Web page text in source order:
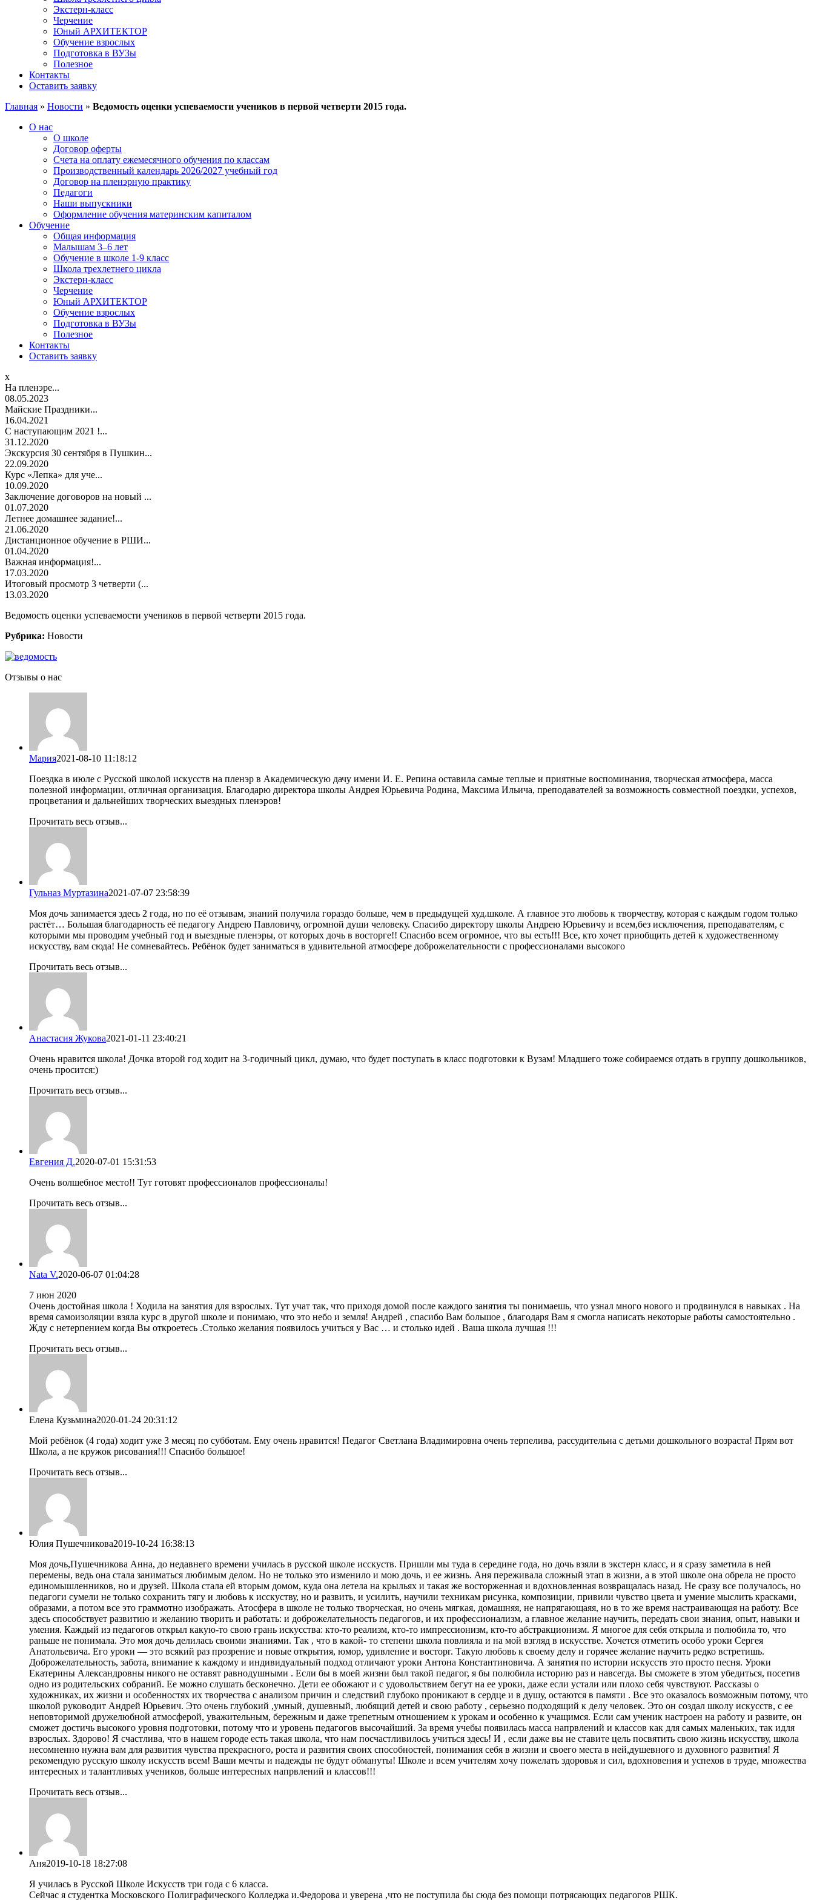
Экстерн-класс
Черчение
Юный АРХИТЕКТОР
Обучение взрослых
Подготовка в ВУЗы
Полезное
Контакты
Оставить заявку
Главная » Новости » Ведомость оценки успеваемости учеников в первой четверти 2015 года.
О нас
О школе
Договор оферты
Счета на оплату ежемесячного обучения по классам
Производственный календарь 2026/2027 учебный год
Договор на пленэрную практику
Педагоги
Наши выпускники
Оформление обучения материнским капиталом
Обучение
Общая информация
Малышам 3–6 лет
Обучение в школе 1-9 класс
Школа трехлетнего цикла
Экстерн-класс
Черчение
Юный АРХИТЕКТОР
Обучение взрослых
Подготовка в ВУЗы
Полезное
Контакты
Оставить заявку
x
На пленэре...
08.05.2023
Майские Праздники...
16.04.2021
С наступающим 2021 !...
31.12.2020
Экскурсия 30 сентября в Пушкин...
22.09.2020
Курс «Лепка» для уче...
10.09.2020
Заключение договоров на новый ...
01.07.2020
Летнее домашнее задание!...
21.06.2020
Дистанционное обучение в РШИ...
01.04.2020
Важная информация!...
17.03.2020
Итоговый просмотр 3 четверти (...
13.03.2020
Ведомость оценки успеваемости учеников в первой четверти 2015 года.
Рубрика: Новости
Отзывы о нас
Мария2021-08-10 11:18:12
Поездка в июле с Русской школой искусств на пленэр в Академическую дачу имени И. Е. Репина оставила самые теплые и приятные воспоминания, творческая атмосфера, масса
полезной информации, отличная организация. Благодарю директора школы Андрея Юрьевича Родина, Максима Ильича, преподавателей за возможность совместной поездки, успехов,
процветания и дальнейших творческих выездных пленэров!
Прочитать весь отзыв...
Гульназ Муртазина2021-07-07 23:58:39
Моя дочь занимается здесь 2 года, но по её отзывам, знаний получила гораздо больше, чем в предыдущей худ.школе. А главное это любовь к творчеству, которая с каждым годом только
растёт… Большая благодарность её педагогу Андрею Павловичу, огромной души человеку. Спасибо директору школы Андрею Юрьевичу и всем,без исключения, преподавателям, с
которыми мы проводим учебный год и выездные пленэры, от которых дочь в восторге!! Спасибо всем огромное, что вы есть!!! Все, кто хочет приобщить детей к художественному
искусству, вам сюда! Не сомневайтесь. Ребёнок будет заниматься в удивительной атмосфере доброжелательности с профессионалами высокого
Прочитать весь отзыв...
Анастасия Жукова2021-01-11 23:40:21
Очень нравится школа! Дочка второй год ходит на 3-годичный цикл, думаю, что будет поступать в класс подготовки к Вузам! Младшего тоже собираемся отдать в группу дошкольников,
очень просится:)
Прочитать весь отзыв...
Евгения Д.2020-07-01 15:31:53
Очень волшебное место!! Тут готовят профессионалов профессионалы!
Прочитать весь отзыв...
Nata V.2020-06-07 01:04:28
7 июн 2020
Очень достойная школа ! Ходила на занятия для взрослых. Тут учат так, что приходя домой после каждого занятия ты понимаешь, что узнал много нового и продвинулся в навыках . На
время самоизоляции взяла курс в другой школе и понимаю, что это небо и земля! Андрей , спасибо Вам большое , благодаря Вам я смогла написать некоторые работы самостоятельно .
Жду с нетерпением когда Вы откроетесь .Столько желания появилось учиться у Вас … и столько идей . Ваша школа лучшая !!!
Прочитать весь отзыв...
Елена Кузьмина2020-01-24 20:31:12
Мой ребёнок (4 года) ходит уже 3 месяц по субботам. Ему очень нравится! Педагог Светлана Владимировна очень терпелива, рассудительна с детьми дошкольного возраста! Прям вот
Школа, а не кружок рисования!!! Спасибо большое!
Прочитать весь отзыв...
Юлия Пушечникова2019-10-24 16:38:13
Моя дочь,Пушечникова Анна, до недавнего времени училась в русской школе исскуств. Пришли мы туда в середине года, но дочь взяли в экстерн класс, и я сразу заметила в ней
перемены, ведь она стала заниматься любимым делом. Но не только это изменило и мою дочь, и ее жизнь. Аня переживала сложный этап в жизни, а в этой школе она обрела не просто
единомышленников, но и друзей. Школа стала ей вторым домом, куда она летела на крыльях и такая же восторженная и вдохновленная возвращалась назад. Не сразу все получалось, но
педагоги сумели не только сохранить тягу и любовь к исскуству, но и развить, и усилить, научили техникам рисунка, композиции, привили чувство цвета и умение мыслить красками,
образами, а потом все это граммотно изображать. Атосфера в школе не только творческая, но очень мягкая, домашняя, не напрягающаяя, но в то же время настраивающая на работу. Все
здесь способствует развитию и желанию творить и работать: и доброжелательность педагогов, и их профессионализм, а главное желание научить, передать свои знания, опыт, навыки и
умения. Каждый из педагогов открыл какую-то свою грань искусства: кто-то реализм, кто-то импрессионизм, кто-то абстракционизм. Я многое для себя открыла и полюбила то, что
раньше не понимала. Это моя дочь делилась своими знаниями. Так , что в какой- то степени школа повлияла и на мой взгляд в искусстве. Хочется отметить особо уроки Сергея
Анатольевича. Его уроки — это всякий раз прозрение и новые открытия, юмор, удивление и восторг. Такую любовь к своему делу и горячее желание научить редко встретишь.
Доброжелательность, забота, внимание к каждому и индивидуальный подход отличают уроки Антона Константиновича. А занятия по истории искусств это просто песня. Уроки
Екатерины Александровны никого не оставят равнодушными . Если бы в моей жизни был такой педагог, я бы полюбила историю раз и навсегда. Вы сможете в этом убедиться, посетив
одно из родительских собраний. Ее можно слушать бесконечно. Дети ее обожают и с удовольствием бегут на ее уроки, даже если устали или плохо себя чувствуют. Рассказы о
художниках, их жизни и особенностях их творчества с анализом причин и следствий глубоко проникают в сердце и в душу, остаются в памяти . Все это оказалось возможным потому, что
школой руководит Андрей Юрьевич. Это очень глубокий ,умный, душевный, любящий детей и свою работу , серьезно подходящий к делу человек. Это он создал школу искусств, с ее
неповторимой дружелюбной атмосферой, уважительным, бережным и даже трепетным отношением к урокам и особенно к учащимся. Если сам ученик настроен на работу и развите, он
сможет достичь высокого уровня подготовки, потому что и уровень педагогов высочайший. За время учебы появилась масса напрвлений и классов как для самых маленьких, так идля
взрослых. Здорово! Я счастлива, что в нашем городе есть такая школа, что нам посчастливилось учиться здесь! И , если даже вы не ставите цель посвятить свою жизнь искусству, школа
несомненно нужна вам для развития чувства прекрасного, роста и развития своих способностей, понимания себя в жизни и своего места в ней,душевного и духовного развития! Я
рекомендую русскую школу искусств всем! Ваши мечты и надежды не будут обмануты! Школе и всем учителям хочу пожелать здоровья и сил, вдохновения и успехов в труде, множества
интересных и талантливых учеников, больше интересных напрвлений и классов!!!
Прочитать весь отзыв...
Аня2019-10-18 18:27:08
Я училась в Русской Школе Искусств три года с 6 класса.
Сейчас я студентка Московского Полиграфического Колледжа и.Федорова и уверена ,что не поступила бы сюда без помощи потрясающих педагогов РШК.